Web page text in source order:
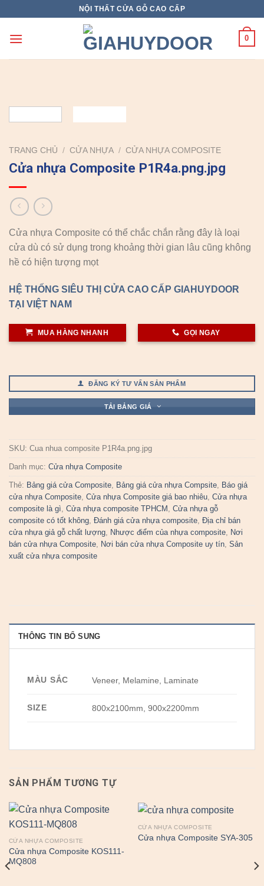
content
NỘI THẤT CỬA GỖ CAO CẤP
0
TRANG CHỦ / CỬA NHỰA / CỬA NHỰA COMPOSITE
Cửa nhựa Composite P1R4a.png.jpg
Cửa nhựa Composite có thể chắc chắn rằng đây là loại
cửa dù có sử dụng trong khoảng thời gian lâu cũng không
hề có hiện tượng mọt
HỆ THỐNG SIÊU THỊ CỬA CAO CẤP GIAHUYDOOR
TẠI VIỆT NAM
MUA HÀNG NHANH GỌI NGAY
ĐĂNG KÝ TƯ VẤN SẢN PHẨM
TẢI BẢNG GIÁ
SKU: Cua nhua composite P1R4a.png.jpg
Danh mục: Cửa nhựa Composite
Thẻ: Bảng giá cửa Composite, Bảng giá cửa nhựa Compsite, Báo giá
cửa nhựa Composite, Cửa nhựa Composite giá bao nhiêu, Cửa nhựa
composite là gì, Cửa nhựa composite TPHCM , Cửa nhựa gỗ
composite có tốt không, Đánh giá cửa nhựa composite, Địa chỉ bán
cửa nhựa giả gỗ chất lượng, Nhược điểm của nhựa composite, Nơi
bán cửa nhựa Composite, Nơi bán cửa nhựa Composite uy tín, Sản
xuất cửa nhựa composite
THÔNG TIN BỔ SUNG
MÀU SẮC Veneer, Melamine, Laminate
SIZE 800x2100mm, 900x2200mm
SẢN PHẨM TƯƠNG TỰ
CỬA NHỰA COMPOSITE
Cửa nhựa Composite KOS111-
MQ808
CỬA NHỰA COMPOSITE
Cửa nhựa Composite SYA-305